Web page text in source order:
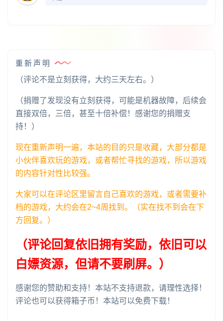
重新声明
（评论不是立刻获得，大约三天左右。）
（捐赠了发现没有立刻获得，可能是机器故障，后续会
直接双倍，三倍，甚至十倍补偿！感谢您的捐赠支
持！）
现在重新声明一遍，本站的目的只是收藏，大部分都是
小伙伴喜欢玩的游戏，或者帮忙寻找的游戏，所以游戏
的内容针对性比较强。
大家可以在评论区里留言自己喜欢的游戏，或者需要补
档的游戏，大约会在2~4周找到。（实在找不到会在下
方回复。）
（评论回复依旧拥有奖励，依旧可以
白嫖资源，但请不要刷屏。）
感谢您的赞助和支持！本站不支持退款，请理性选择！
评论也可以获得箱子币！本站可以免费下载！